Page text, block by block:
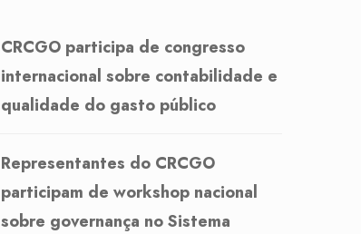
CRCGO participa de congresso
internacional sobre contabilidade e
qualidade do gasto público
Representantes do CRCGO
participam de workshop nacional
sobre governança no Sistema